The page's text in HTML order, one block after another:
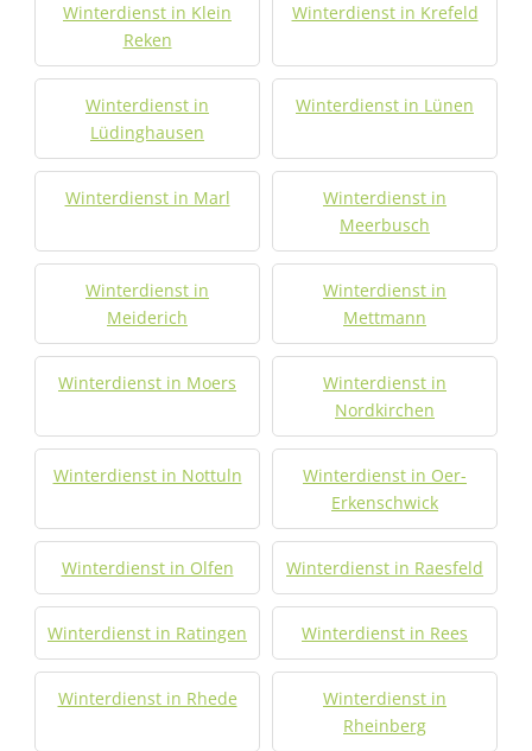
Winterdienst in Klein
Reken
Winterdienst in Krefeld
Winterdienst in
Lüdinghausen
Winterdienst in Lünen
Winterdienst in Marl
Winterdienst in
Meerbusch
Winterdienst in
Meiderich
Winterdienst in
Mettmann
Winterdienst in Moers
Winterdienst in
Nordkirchen
Winterdienst in Nottuln
Winterdienst in Oer-
Erkenschwick
Winterdienst in Olfen Winterdienst in Raesfeld
Winterdienst in Ratingen Winterdienst in Rees
Winterdienst in Rhede
Winterdienst in
Rheinberg